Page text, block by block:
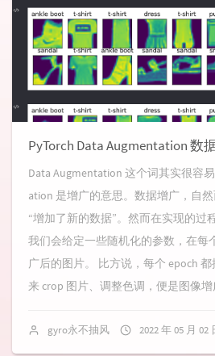
PyTorch Data Augmentation 数
Data Augmentation 这个词其实很容
ation 是增广的意思。数据增广，自
“增加了新的数据”。然而在实现的过
我们会给定一些随机化的参数，在每
广后的图片。 比方说，每个 epoch
来 crop 图片、调整色调，便是图像增
gyro永不抽风 2022 年 05 月 02